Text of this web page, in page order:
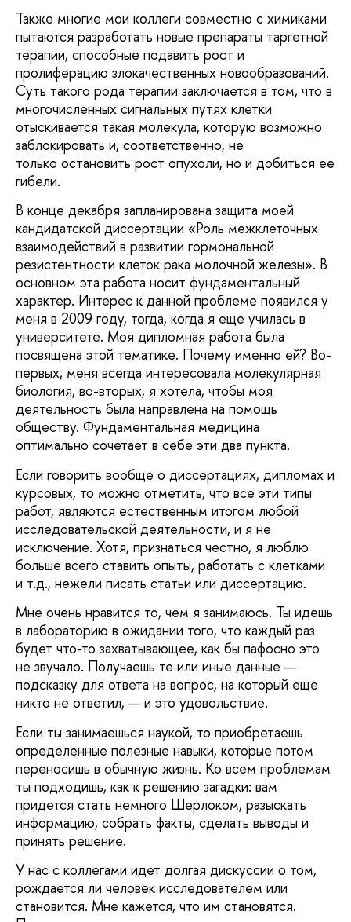
Также многие мои коллеги совместно с химиками
пытаются разработать новые препараты таргетной
терапии, способные подавить рост и
пролиферацию злокачественных новообразований.
Суть такого рода терапии заключается в том, что в
многочисленных сигнальных путях клетки
отыскивается такая молекула, которую возможно
заблокировать и, соответственно, не
только остановить рост опухоли, но и добиться ее
гибели.
В конце декабря запланирована защита моей
кандидатской диссертации «Роль межклеточных
взаимодействий в развитии гормональной
резистентности клеток рака молочной железы». В
основном эта работа носит фундаментальный
характер. Интерес к данной проблеме появился у
меня в 2009 году, тогда, когда я еще училась в
университете. Моя дипломная работа была
посвящена этой тематике. Почему именно ей? Во-
первых, меня всегда интересовала молекулярная
биология, во-вторых, я хотела, чтобы моя
деятельность была направлена на помощь
обществу. Фундаментальная медицина
оптимально сочетает в себе эти два пункта.
Если говорить вообще о диссертациях, дипломах и
курсовых, то можно отметить, что все эти типы
работ, являются естественным итогом любой
исследовательской деятельности, и я не
исключение. Хотя, признаться честно, я люблю
больше всего ставить опыты, работать с клетками
и т.д., нежели писать статьи или диссертацию.
Мне очень нравится то, чем я занимаюсь. Ты идешь
в лабораторию в ожидании того, что каждый раз
будет что-то захватывающее, как бы пафосно это
не звучало. Получаешь те или иные данные —
подсказку для ответа на вопрос, на который еще
никто не ответил, — и это удовольствие.
Если ты занимаешься наукой, то приобретаешь
определенные полезные навыки, которые потом
переносишь в обычную жизнь. Ко всем проблемам
ты подходишь, как к решению загадки: вам
придется стать немного Шерлоком, разыскать
информацию, собрать факты, сделать выводы и
принять решение.
У нас с коллегами идет долгая дискуссии о том,
рождается ли человек исследователем или
становится. Мне кажется, что им становятся.